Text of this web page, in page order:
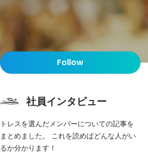
Follow
社員インタビュー
トレスを選んだメンバーについての記事を
まとめました。 これを読めばどんな人がい
るか分かります！